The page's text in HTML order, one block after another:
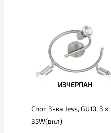
ИЗЧЕРПАН
Спот 3-ка Jess, GU10, 3 x
35W(вкл)